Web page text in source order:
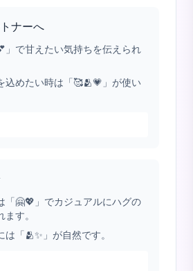
ナーへ
」で甘えたい気持ちを伝えられ
込めたい時は「🥰🫂💗」が使い
「🤗💖」でカジュアルにハグの
す。
「🫂✨」が自然です。